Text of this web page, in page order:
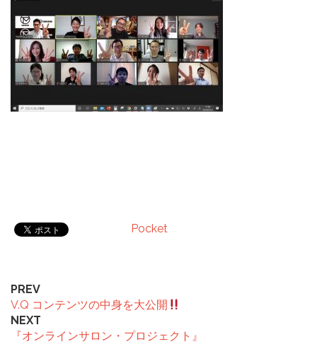
Pocket
PREV
V.Q コンテンツの中身を大公開
NEXT
『オンラインサロン・プロジェクト』